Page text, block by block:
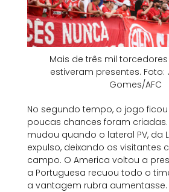
Mais de três mil
estiveram presentes. Foto:
Gomes/AFC
No segundo tempo, o jogo
poucas chances foram
mudou quando o lateral PV, da
expulso, deixando os visitantes
campo. O America voltou a
a Portuguesa recuou todo o
a vantagem rubra aumentasse.